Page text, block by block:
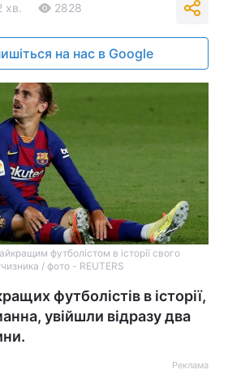
хв. 2828
на нас в Google
футболістом в історії свого
/ фото - REUTERS
футболістів в історії,
увійшли відразу два
Реклама